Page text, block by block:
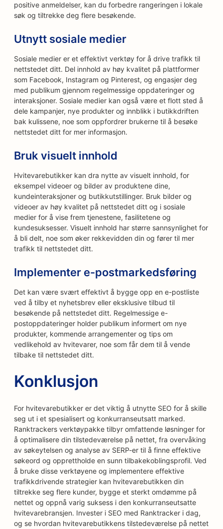
positive anmeldelser, kan du forbedre rangeringen i lokale
søk og tiltrekke deg flere besøkende.
Utnytt sosiale medier
Sosiale medier er et effektivt verktøy for å drive trafikk til
nettstedet ditt. Del innhold av høy kvalitet på plattformer
som Facebook, Instagram og Pinterest, og engasjer deg
med publikum gjennom regelmessige oppdateringer og
interaksjoner. Sosiale medier kan også være et flott sted å
dele kampanjer, nye produkter og innblikk i butikkdriften
bak kulissene, noe som oppfordrer brukerne til å besøke
nettstedet ditt for mer informasjon.
Bruk visuelt innhold
Hvitevarebutikker kan dra nytte av visuelt innhold, for
eksempel videoer og bilder av produktene dine,
kundeinteraksjoner og butikkutstillinger. Bruk bilder og
videoer av høy kvalitet på nettstedet ditt og i sosiale
medier for å vise frem tjenestene, fasilitetene og
kundesuksesser. Visuelt innhold har større sannsynlighet for
å bli delt, noe som øker rekkevidden din og fører til mer
trafikk til nettstedet ditt.
Implementer e-postmarkedsføring
Det kan være svært effektivt å bygge opp en e-postliste
ved å tilby et nyhetsbrev eller eksklusive tilbud til
besøkende på nettstedet ditt. Regelmessige e-
postoppdateringer holder publikum informert om nye
produkter, kommende arrangementer og tips om
vedlikehold av hvitevarer, noe som får dem til å vende
tilbake til nettstedet ditt.
Konklusjon
For hvitevarebutikker er det viktig å utnytte SEO for å skille
seg ut i et spesialisert og konkurranseutsatt marked.
Ranktrackers verktøypakke tilbyr omfattende løsninger for
å optimalisere din tilstedeværelse på nettet, fra overvåking
av søkeytelsen og analyse av SERP-er til å finne effektive
søkeord og opprettholde en sunn tilbakekoblingsprofil. Ved
å bruke disse verktøyene og implementere effektive
trafikkdrivende strategier kan hvitevarebutikken din
tiltrekke seg flere kunder, bygge et sterkt omdømme på
nettet og oppnå varig suksess i den konkurranseutsatte
hvitevarebransjen. Invester i SEO med Ranktracker i dag,
og se hvordan hvitevarebutikkens tilstedeværelse på nettet